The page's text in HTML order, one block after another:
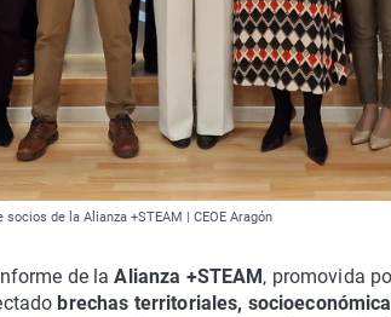
de la Alianza +STEAM | CEOE Aragón
de laAlianza +STEAM , promovida
brechas territoriales,